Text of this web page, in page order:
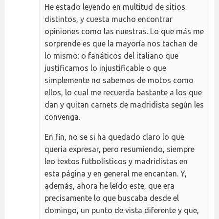
He estado leyendo en multitud de sitios
distintos, y cuesta mucho encontrar
opiniones como las nuestras. Lo que más me
sorprende es que la mayoría nos tachan de
lo mismo: o fanáticos del italiano que
justificamos lo injustificable o que
simplemente no sabemos de motos como
ellos, lo cual me recuerda bastante a los que
dan y quitan carnets de madridista según les
convenga.
En fin, no se si ha quedado claro lo que
quería expresar, pero resumiendo, siempre
leo textos futbolísticos y madridistas en
esta página y en general me encantan. Y,
además, ahora he leído este, que era
precisamente lo que buscaba desde el
domingo, un punto de vista diferente y que,